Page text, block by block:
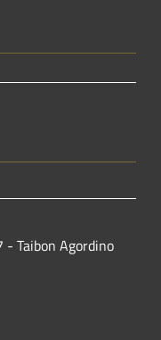
Taibon Agordino